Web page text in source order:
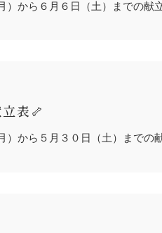
）から６月６日（土）までの献
表🦴
）から５月３０日（土）までの